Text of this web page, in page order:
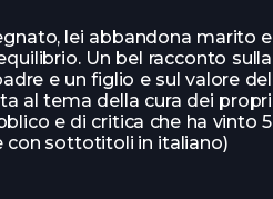
lei abbandona marito e
Un bel racconto sulla
e un figlio e sul valore del
al tema della cura dei propri
e di critica che ha vinto 5
con sottotitoli in italiano)